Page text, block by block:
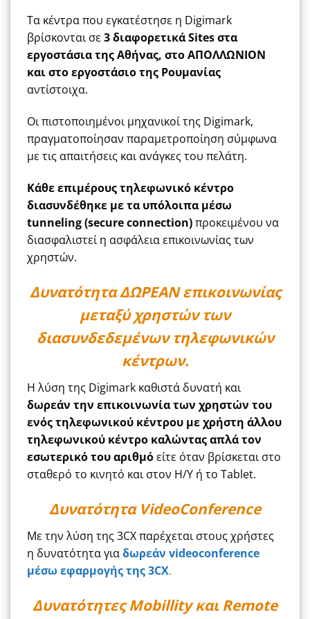
Τα κέντρα που εγκατέστησε η Digimark
βρίσκονται σε 3 διαφορετικά Sitesστα
εργοστάσια της Αθήνας, στο ΑΠΟΛΛΩΝΙΟΝ
και στο εργοστάσιο της Ρουμανίας
αντίστοιχα.
Οι πιστοποιημένοι μηχανικοί της Digimark,
πραγματοποίησαν παραμετροποίηση σύμφωνα
με τις απαιτήσεις και ανάγκες του πελάτη.
Κάθε επιμέρους τηλεφωνικό κέντρο
διασυνδέθηκε με τα υπόλοιπα μέσω
tunneling (secure connection)προκειμένου να
διασφαλιστεί η ασφάλεια επικοινωνίας των
χρηστών.
Δυνατότητα ΔΩΡΕΑΝ επικοινωνίας
μεταξύ χρηστών των
διασυνδεδεμένων τηλεφωνικών
κέντρων.
Η λύση της Digimark καθιστά δυνατή και
δωρεάν την επικοινωνία των χρηστών του
ενός τηλεφωνικού κέντρου με χρήστη άλλου
τηλεφωνικού κέντρο καλώντας απλά τον
εσωτερικό του αριθμόείτε όταν βρίσκεται στο
σταθερό το κινητό και στον H/Y ή το Tablet.
Δυνατότητα VideoConference
Με την λύση της 3CX παρέχεται στους χρήστες
η δυνατότητα γιαδωρεάν videoconference
μέσω εφαρμογής της 3CX.
Δυνατότητες Mobillity και Remote